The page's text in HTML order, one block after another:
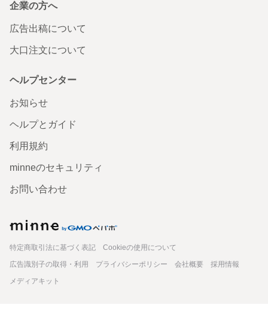
企業の方へ
広告出稿について
大口注文について
ヘルプセンター
お知らせ
ヘルプとガイド
利用規約
minneのセキュリティ
お問い合わせ
特定商取引法に基づく表記
Cookieの使用について
広告識別子の取得・利用
プライバシーポリシー 会社概要
採用情報
メディアキット